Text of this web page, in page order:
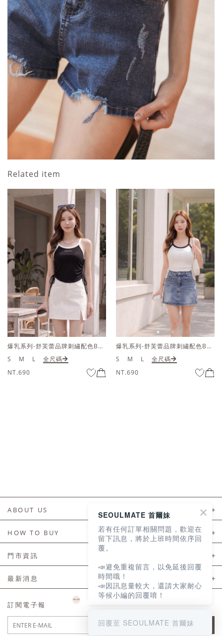
Related item
爆乳系列-舒芙蕾品牌刺繡配色BRATOP削肩上衣
S
M L
全尺碼
NT.690
假兩件雙拉鍊配色短袖上衣
S
M L
全尺碼
NT.690
ABOUT US
HOW TO BUY
如何購買
會員常見問題
訂單常見問題
商品售後服務
門市資訊
門市資訊
最新消息
LINE官方會員活動
訂閱電子報
JOIN
SEOULMATE 首爾妹
若有任何訂單相關問題，歡迎在
留下訊息，將於上班時間依序回
覆。
📣避免重複留言，以免延後回覆
時間哦！
📣因訊息量較大，還請大家耐心
等候小編的回覆唷！
回覆至 SEOULMATE 首爾妹